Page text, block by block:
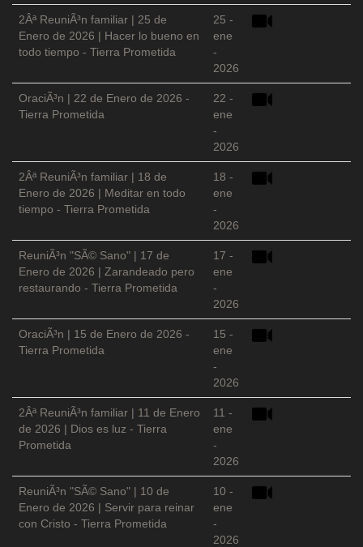
2Âª ReuniÃ³n familiar | 25 de
Enero de 2026 | Hacer lo bueno en
todo tiempo - Tierra Prometida
25 -
ene
-
2026
OraciÃ³n | 22 de Enero de 2026 -
Tierra Prometida
22 -
ene
-
2026
2Âª ReuniÃ³n familiar | 18 de
Enero de 2026 | Meditar en todo
tiempo - Tierra Prometida
18 -
ene
-
2026
ReuniÃ³n "SÃ© Sano" | 17 de
Enero de 2026 | Zarandeado pero
restaurando - Tierra Prometida
17 -
ene
-
2026
OraciÃ³n | 15 de Enero de 2026 -
Tierra Prometida
15 -
ene
-
2026
2Âª ReuniÃ³n familiar | 11 de Enero
de 2026 | Dios es luz - Tierra
Prometida
11 -
ene
-
2026
ReuniÃ³n "SÃ© Sano" | 10 de
Enero de 2026 | Servir para reinar
con Cristo - Tierra Prometida
10 -
ene
-
2026